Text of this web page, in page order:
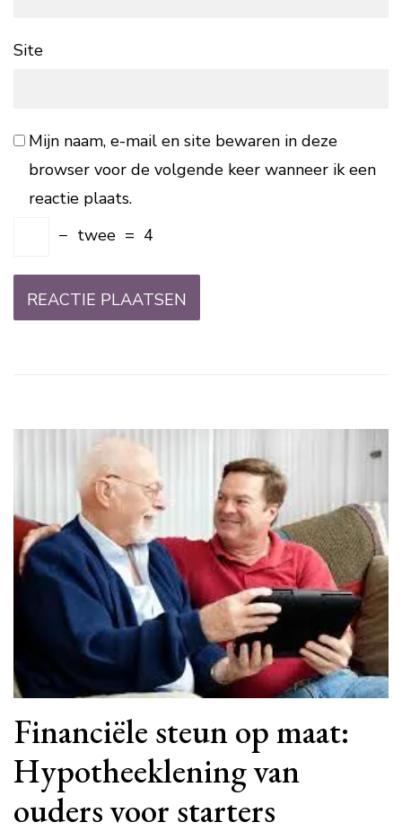
Site
Mijn naam, e-mail en site bewaren in deze
browser voor de volgende keer wanneer ik een
reactie plaats.
− twee = 4
Financiële steun op maat:
Hypotheeklening van
ouders voor starters